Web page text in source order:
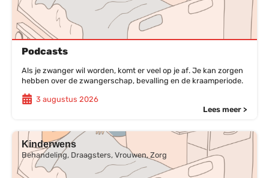
Podcasts
Als je zwanger wil worden, komt er veel op je af. Je kan zorgen
hebben over de zwangerschap, bevalling en de kraamperiode.
3 augustus 2026
Lees meer >
Kinderwens
Behandeling, Draagsters, Vrouwen, Zorg